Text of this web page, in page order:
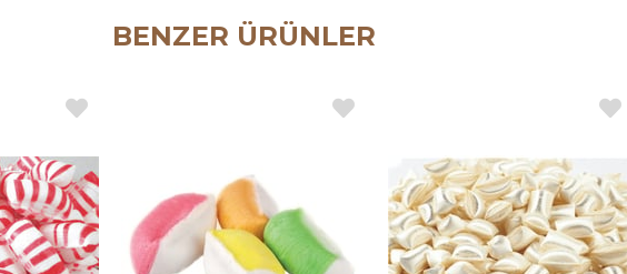
BENZER ÜRÜNLER